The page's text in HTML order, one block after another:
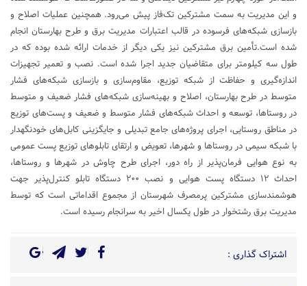
و این مدیریت به سمت مشترکین تک‌فاز پیش می‌رود. همچنین عملیات اصلاح و
بازسازی شبکه‌های فرسوده در قالب اعتبارات مدیریت برق و طرح بهارستان انجام
شده است.تأمین برق مشترکین نیز یکی دیگر از خدمات ارائه شده بوده که در
طول سه کیلومتر برای متقاضیان جدید اجرا شده است. نصب و تعمیر تجهیزات
اندازه‌گیری و حفاظت از شبکه توزیع، مقاوم‌سازی و بازسازی شبکه‌های فشار
متوسط در طرح بهارستان، اصلاح و بهینه‌سازی شبکه‌های فشار ضعیف و متوسط
در روستاها، توسعه و احداث شبکه‌های فشار متوسط و ضعیف و پست‌های توزیع
در مناطق روستایی، اجرای پروژه‌های جامع تبدیلی و جایگزینی کابل‌های خودنگهدار
با شبکه سیمی در روستاها و شهرها، تعویض و ارتقای تابلوهای توزیع پست عمومی
به نوع هوایی فرمان‌پذیر از راه دور، اجرای طرح چاوش در شهرها و روستاها،
احداث ۱۲ دستگاه پست هوایی و نصب ۲۰۰ دستگاه تابلو کنترل‌پذیر جهت
هوشمندسازی مشترکین پرمصرف شهرستان از مجموع اقداماتی است که توسط
مدیریت برق رشتخوار در طول یکسال اخیر به سرانجام رسیده است.
اشتراک گذاری :